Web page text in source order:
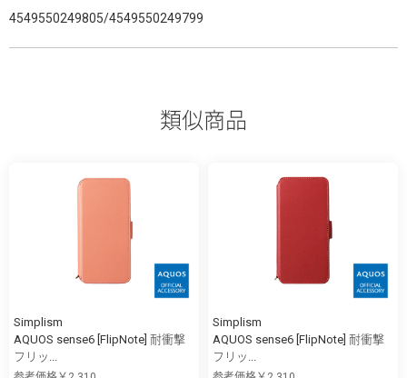
4549550249805/4549550249799
類似商品
Simplism
AQUOS sense6 [FlipNote] 耐衝撃
フリッ...
Simplism
AQUOS sense6 [FlipNote] 耐衝撃
フリッ...